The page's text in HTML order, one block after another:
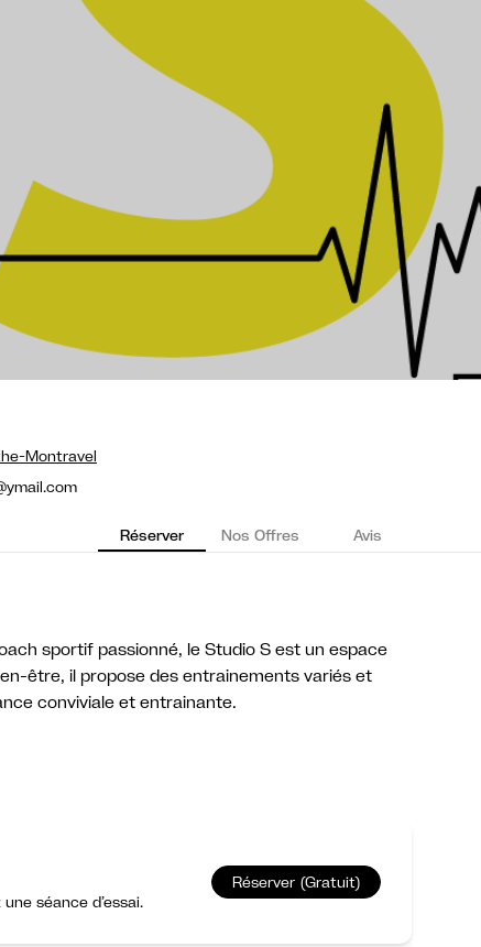
Montravel
Réserver Nos Offres Avis
sportif passionné, le Studio S est un espace
être, il propose des entrainements variés et
conviviale et entrainante.
séance d’essai.
Réserver (Gratuit)